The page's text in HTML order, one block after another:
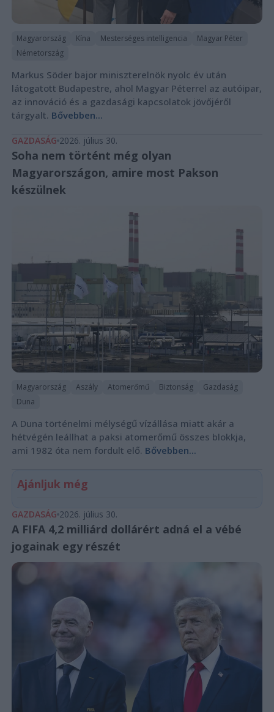
Magyarország Kína Mesterséges intelligencia
Magyar Péter
Németország
Markus Söder bajor miniszterelnök nyolc év után
látogatott Budapestre, ahol Magyar Péterrel az autóipar,
az innováció és a gazdasági kapcsolatok jövőjéről
tárgyalt. Bővebben...
GAZDASÁG 2026. július 30.
Soha nem történt még olyan
Magyarországon, amire most Pakson
készülnek
Magyarország Aszály Atomerőmű Biztonság
Gazdaság
Duna
A Duna történelmi mélységű vízállása miatt akár a
hétvégén leállhat a paksi atomerőmű összes blokkja,
ami 1982 óta nem fordult elő. Bővebben...
Ajánljuk még
GAZDASÁG 2026. július 30.
A FIFA 4,2 milliárd dollárért adná el a vébé
jogainak egy részét